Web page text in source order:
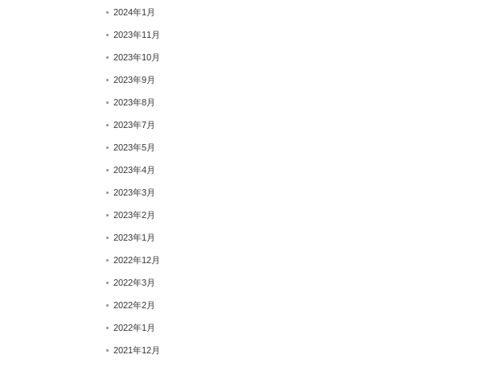
2024年1月
2023年11月
2023年10月
2023年9月
2023年8月
2023年7月
2023年5月
2023年4月
2023年3月
2023年2月
2023年1月
2022年12月
2022年3月
2022年2月
2022年1月
2021年12月